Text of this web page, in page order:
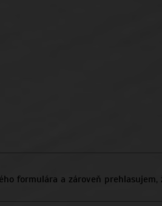
formulára a zároveň prehlasujem,